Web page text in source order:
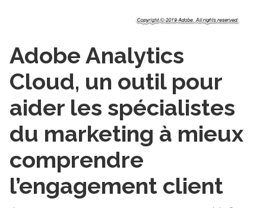
Adobe Analytics
Cloud, un outil pour
aider les spécialistes
du marketing à mieux
comprendre
l’engagement client